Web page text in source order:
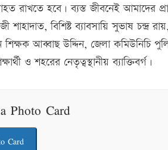
রাখতে হবে। ব্যস্ত জীবনেই আমাদের
বিশিষ্ট ব্যাবসায়ি সুভাষ চন্দ্র
আব্বাছ উদ্দিন, জেলা কমিউনিচি
ও শহরের নেতৃত্বস্থানীয় ব্যাক্তিবর্গ।
Photo Card
Card